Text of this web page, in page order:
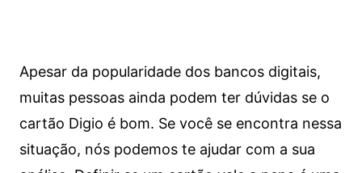
Apesar da popularidade dos bancos digitais,
muitas pessoas ainda podem ter dúvidas se o
cartão Digio é bom. Se você se encontra nessa
situação, nós podemos te ajudar com a sua